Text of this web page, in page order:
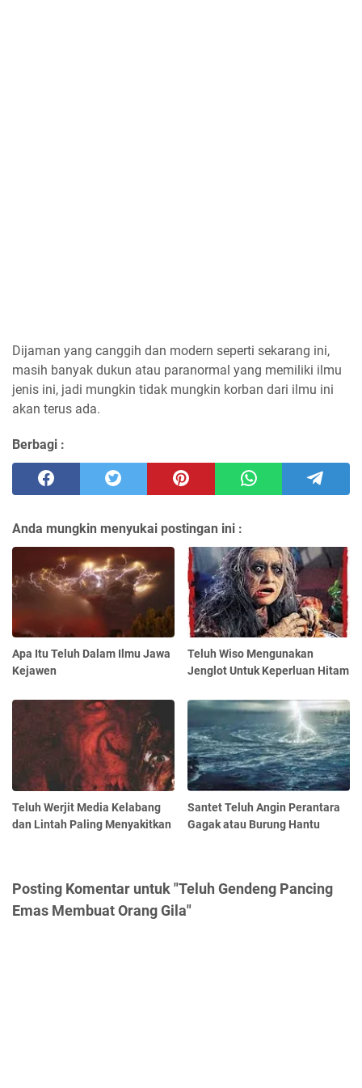
Dijaman yang canggih dan modern seperti sekarang ini,
masih banyak dukun atau paranormal yang memiliki ilmu
jenis ini, jadi mungkin tidak mungkin korban dari ilmu ini
akan terus ada.
Berbagi :
Anda mungkin menyukai postingan ini :
Apa Itu Teluh Dalam Ilmu Jawa
Kejawen
Teluh Wiso Mengunakan
Jenglot Untuk Keperluan Hitam
Teluh Werjit Media Kelabang
dan Lintah Paling Menyakitkan
Santet Teluh Angin Perantara
Gagak atau Burung Hantu
Posting Komentar untuk "Teluh Gendeng Pancing
Emas Membuat Orang Gila"